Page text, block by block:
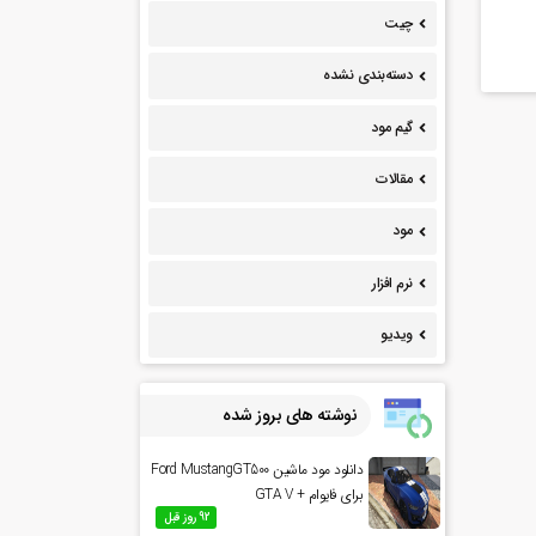
چیت
دسته‌بندی نشده
گیم مود
مقالات
مود
نرم افزار
ویدیو
نوشته های بروز شده
دانلود مود ماشین Ford MustangGT500
برای فایوام + GTA V
92 روز قبل